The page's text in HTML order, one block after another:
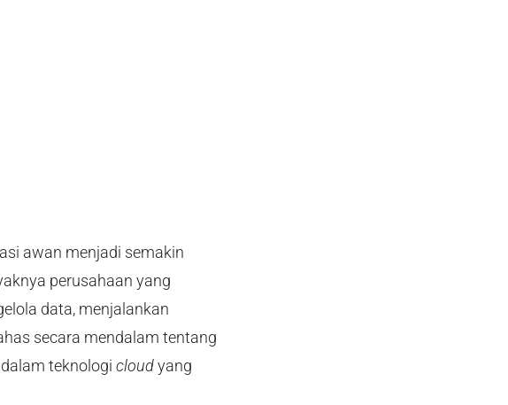
awan menjadi semakin
perusahaan yang
data, menjalankan
secara mendalam tentang
teknologi cloudyang